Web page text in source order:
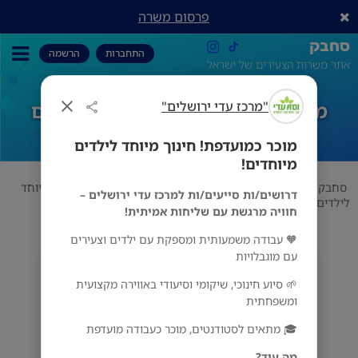
"מרכז עדי ירושלים"
מוכר כמועדפת! חינוך מיוחד לילדים
מיוחדים!
דרושים/ות סייעים/ות למרכז עדי ירושלים –
חוויה מרגשת עם שליחות אמיתית!
🧡 עבודה משמעותית ומספקת עם ילדים וצעירים
עם מוגבלויות
🌱 סיוע חינוכי, שיקומי וסיעודי באווירה מקצועית
ומשפחתית
🎓 מתאים לסטודנטים, מוכר כעבודה מועדפת
פרסום משרה
סחבק
אתר משרות הצעירים של ישראל
התחברות הרשמה
מוכר כמועדפת! חינוך מיוחד לילדים
מיוחדים!
סחבק "מרכז עדי ירושלים"
מוכר כמועדפת! חינוך מיוחד
לילדים מיוחדים!
ירושלים